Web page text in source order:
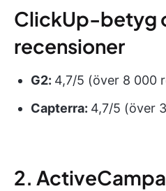
ClickUp-betyg
recensioner
G2: 4,7/5 (över 8 000
Capterra: 4,7/5 (över
2.